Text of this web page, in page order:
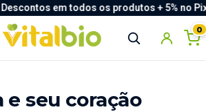
os produtos + 5% no Pix · Mini frete
em todos os produtos + 5% no Pix ·
0
seu coração